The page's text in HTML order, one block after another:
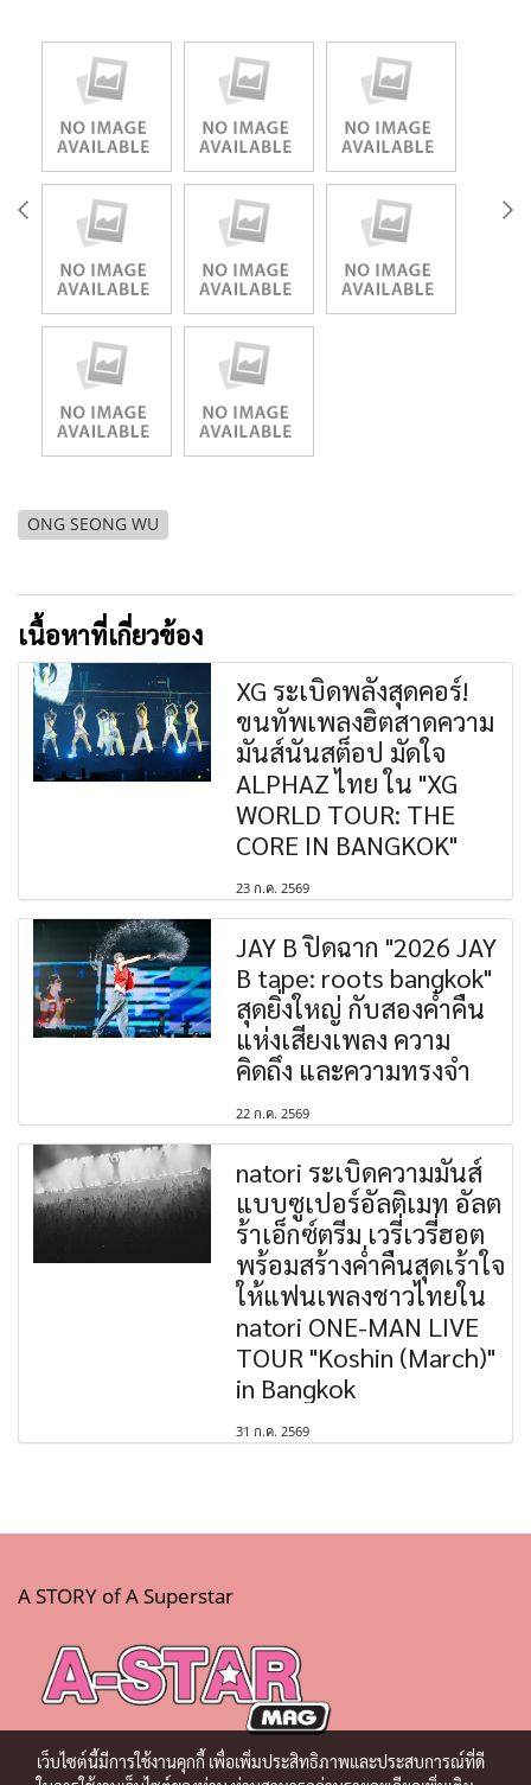
ONG SEONG WU
เนื้อหาที่เกี่ยวข้อง
XG ระเบิดพลังสุดคอร์!
ขนทัพเพลงฮิตสาดความ
มันส์นันสต็อป มัดใจ
ALPHAZ ไทย ใน "XG
WORLD TOUR: THE
CORE IN BANGKOK"
23 ก.ค. 2569
JAY B ปิดฉาก "2026 JAY
B tape: roots bangkok"
สุดยิ่งใหญ่ กับสองค่ำคืน
แห่งเสียงเพลง ความ
คิดถึง และความทรงจำ
22 ก.ค. 2569
natori ระเบิดความมันส์
แบบซูเปอร์อัลติเมท อัลต
ร้าเอ็กซ์ตรีม เวรี่เวรี่ฮอต
พร้อมสร้างค่ำคืนสุดเร้าใจ
ให้แฟนเพลงชาวไทยใน
natori ONE-MAN LIVE
TOUR "Koshin (March)"
in Bangkok
31 ก.ค. 2569
A STORY of A Superstar
เว็บไซต์นี้มีการใช้งานคุกกี้ เพื่อเพิ่มประสิทธิภาพและประสบการณ์ที่ดี